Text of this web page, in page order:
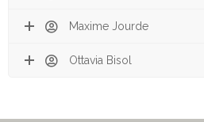
Maxime Jourde
Ottavia Bisol